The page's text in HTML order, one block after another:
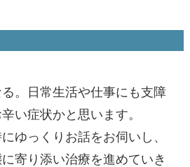
。日常生活や仕事にも支障
い症状かと思います。
ゆっくりお話をお伺いし、
寄り添い治療を進めていき